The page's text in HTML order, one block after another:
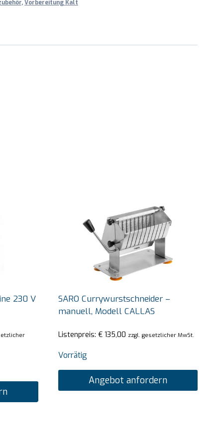
,Vorbereitung Kalt
230 V
SARO Currywurstschneider –
manuell, Modell CALLAS
Listenpreis: €135,00 zzgl. gesetzlicher MwSt.
Vorrätig
Angebot anfordern